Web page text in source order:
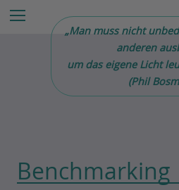
Menu
„Man muss nicht
anderen
um das eigene Licht
(Phil
Benchmarking